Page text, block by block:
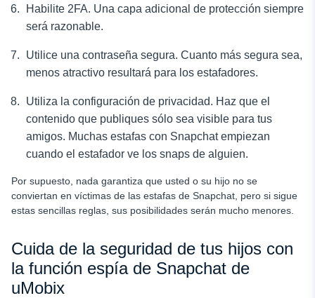
Habilite 2FA. Una capa adicional de protección siempre
será razonable.
Utilice una contraseña segura. Cuanto más segura sea,
menos atractivo resultará para los estafadores.
Utiliza la configuración de privacidad. Haz que el
contenido que publiques sólo sea visible para tus
amigos. Muchas estafas con Snapchat empiezan
cuando el estafador ve los snaps de alguien.
Por supuesto, nada garantiza que usted o su hijo no se
conviertan en víctimas de las estafas de Snapchat, pero si sigue
estas sencillas reglas, sus posibilidades serán mucho menores.
Cuida de la seguridad de tus hijos con
la función espía de Snapchat de
uMobix